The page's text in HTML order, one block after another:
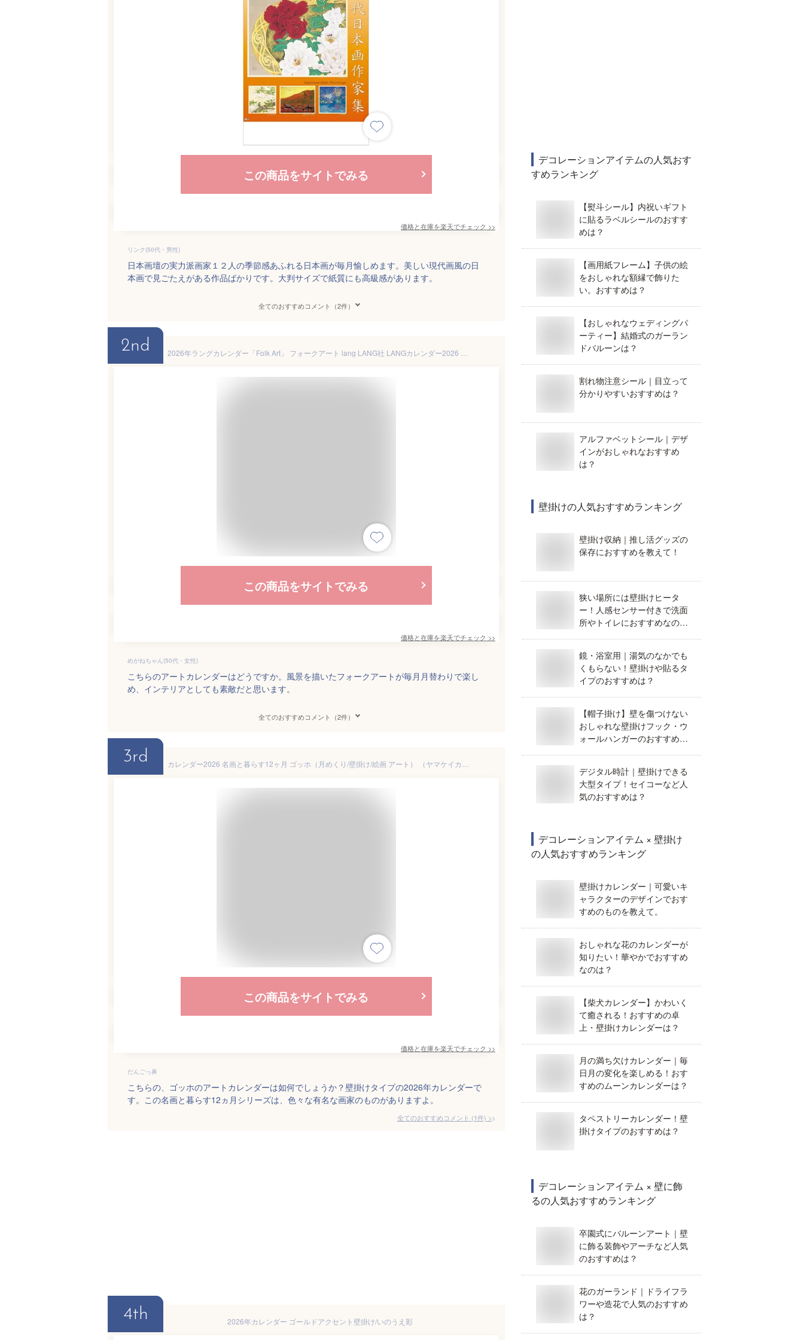
この商品をサイトでみる
価格と在庫を楽天でチェック >>
リンク(50代・男性)
日本画壇の実力派画家１２人の季節感あふれる日本画が毎月愉しめます。美しい現代画風の日
本画で見ごたえがある作品ばかりです。大判サイズで紙質にも高級感があります。
全てのおすすめコメント（2件）
2nd
この商品をサイトでみる
価格と在庫を楽天でチェック >>
めがねちゃん(50代・女性)
こちらのアートカレンダーはどうですか。風景を描いたフォークアートが毎月月替わりで楽し
め、インテリアとしても素敵だと思います。
全てのおすすめコメント（2件）
3rd
この商品をサイトでみる
価格と在庫を楽天でチェック >>
だんごっ鼻
こちらの、ゴッホのアートカレンダーは如何でしょうか？壁掛けタイプの2026年カレンダーで
す。この名画と暮らす12ヵ月シリーズは、色々な有名な画家のものがありますよ。
全てのおすすめコメント (1件) >
4th 2026年カレンダー ゴールドアクセント壁掛け/いのうえ彩
デコレーションアイテムの人気おす
すめランキング
【熨斗シール】内祝いギフト
に貼るラベルシールのおすす
めは？
【画用紙フレーム】子供の絵
をおしゃれな額縁で飾りた
い。おすすめは？
【おしゃれなウェディングパ
ーティー】結婚式のガーラン
ドバルーンは？
割れ物注意シール｜目立って
分かりやすいおすすめは？
アルファベットシール｜デザ
インがおしゃれなおすすめ
は？
壁掛けの人気おすすめランキング
壁掛け収納｜推し活グッズの
保存におすすめを教えて！
狭い場所には壁掛けヒータ
ー！人感センサー付きで洗面
所やトイレにおすすめなのは
鏡・浴室用｜湯気のなかでも
くもらない！壁掛けや貼るタ
イプのおすすめは？
【帽子掛け】壁を傷つけない
おしゃれな壁掛けフック・ウ
ォールハンガーのおすすめ
デジタル時計｜壁掛けできる
大型タイプ！セイコーなど人
気のおすすめは？
デコレーションアイテム × 壁掛け
の人気おすすめランキング
壁掛けカレンダー｜可愛いキ
ャラクターのデザインでおす
すめのものを教えて。
おしゃれな花のカレンダーが
知りたい！華やかでおすすめ
なのは？
【柴犬カレンダー】かわいく
て癒される！おすすめの卓
上・壁掛けカレンダーは？
月の満ち欠けカレンダー｜毎
日月の変化を楽しめる！おす
すめのムーンカレンダーは？
タペストリーカレンダー！壁
掛けタイプのおすすめは？
デコレーションアイテム × 壁に飾
るの人気おすすめランキング
卒園式にバルーンアート｜壁
に飾る装飾やアーチなど人気
のおすすめは？
花のガーランド｜ドライフラ
ワーや造花で人気のおすすめ
は？